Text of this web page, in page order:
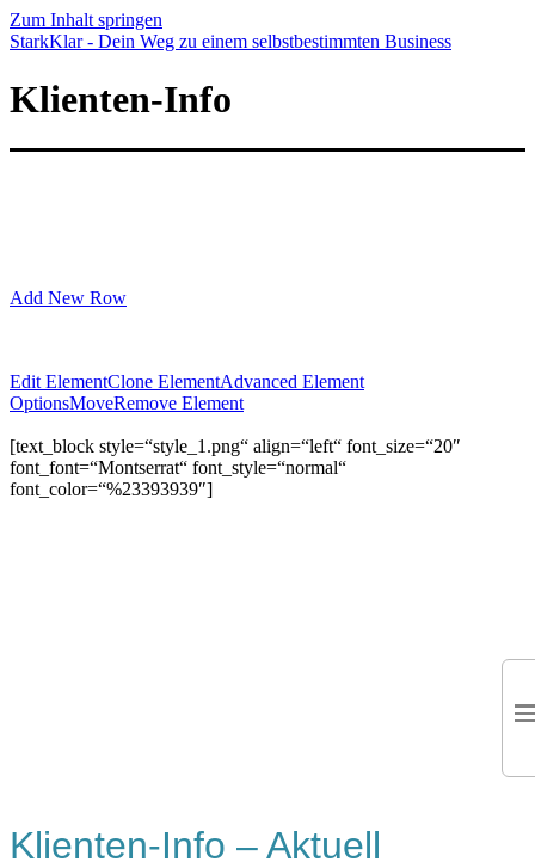
Zum Inhalt springen
StarkKlar - Dein Weg zu einem selbstbestimmten Business
Klienten-Info
Add New Row
Edit ElementClone ElementAdvanced Element
OptionsMoveRemove Element
[text_block style=“style_1.png“ align=“left“ font_size=“20″
font_font=“Montserrat“ font_style=“normal“
font_color=“%23393939″]
Klienten-Info – Aktuell